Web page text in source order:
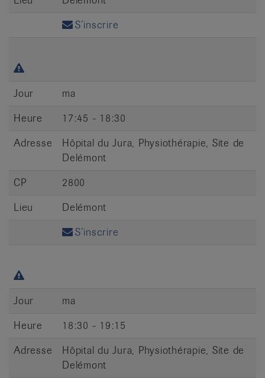
S’inscrire
Jour
ma
Heure
17:45 - 18:30
Adresse
Hôpital du Jura, Physiothérapie, Site de
Delémont
CP
2800
Lieu
Delémont
S’inscrire
Jour
ma
Heure
18:30 - 19:15
Adresse
Hôpital du Jura, Physiothérapie, Site de
Delémont